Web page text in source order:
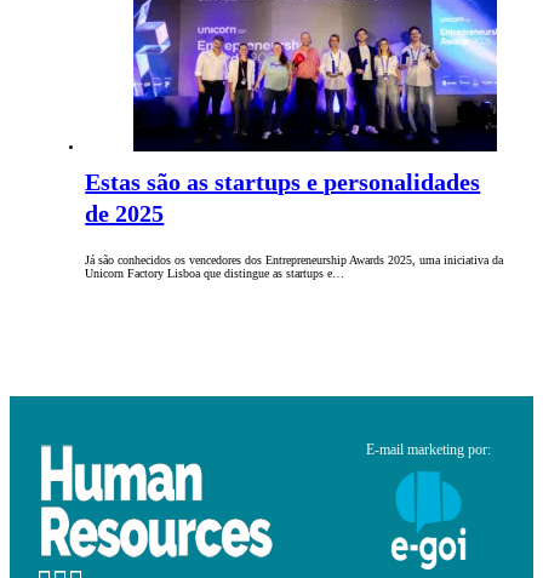
Estas são as startups e personalidades
de 2025
Já são conhecidos os vencedores dos Entrepreneurship Awards 2025, uma iniciativa da
Unicorn Factory Lisboa que distingue as startups e…
E-mail marketing por: